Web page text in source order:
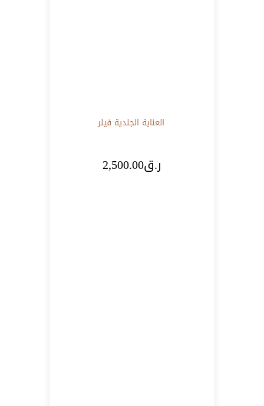
العناية الجلدية فيلر
ر.ق2,500.00